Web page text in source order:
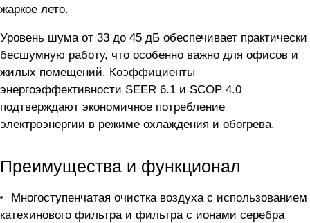
жаркое лето.
Уровень шума от 33 до 45 дБ обеспечивает практически
бесшумную работу, что особенно важно для офисов и
жилых помещений. Коэффициенты
энергоэффективности SEER 6.1 и SCOP 4.0
подтверждают экономичное потребление
электроэнергии в режиме охлаждения и обогрева.
Преимущества и функционал
Многоступенчатая очистка воздуха с использованием
катехинового фильтра и фильтра с ионами серебра